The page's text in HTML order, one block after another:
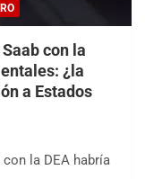
con la
¿la
a Estados
la DEA habría